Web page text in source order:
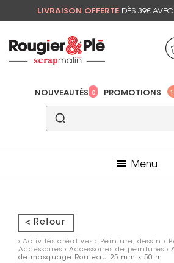
LIVRAISON OFFERTE DÈS 39€
NOUVEAUTÉS 0 PROMOTIONS
Menu
< Retour
› Activités créatives › Peinture, dessin ›
Accessoires › Accessoires de peintures ›
de masquage Rouleau 25 mm x 50 m